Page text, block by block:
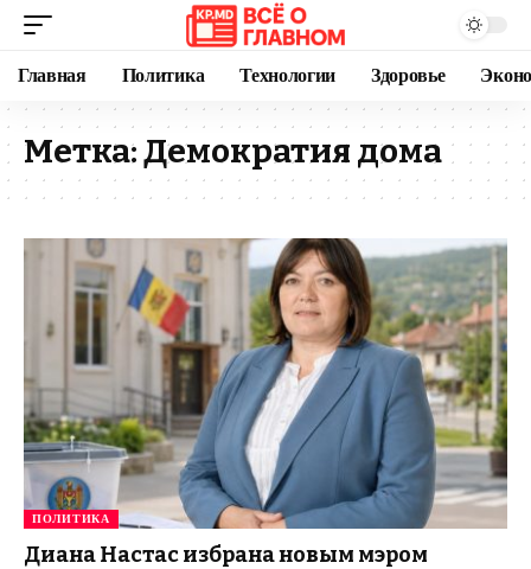
Главная Политика Технологии Здоровье
Метка:Демократия дома
ПОЛИТИКА
Диана Настас избрана новым мэром